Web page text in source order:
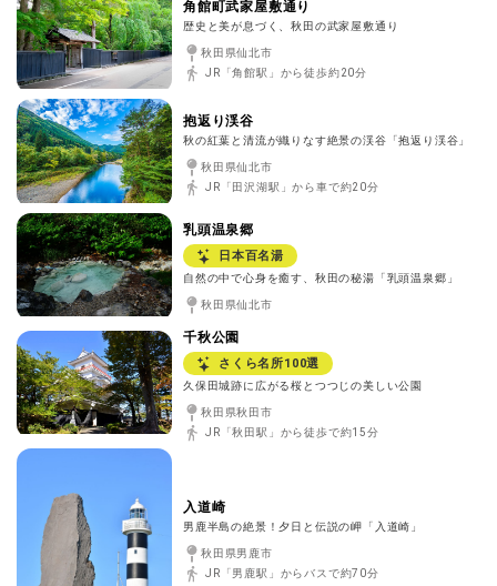
角館町武家屋敷通り
歴史と美が息づく、秋田の武家屋敷通り
秋田県仙北市
JR「角館駅」から徒歩約20分
抱返り渓谷
秋の紅葉と清流が織りなす絶景の渓谷「抱返り渓谷」
秋田県仙北市
JR「田沢湖駅」から車で約20分
乳頭温泉郷
日本百名湯
自然の中で心身を癒す、秋田の秘湯「乳頭温泉郷」
秋田県仙北市
千秋公園
さくら名所100選
久保田城跡に広がる桜とつつじの美しい公園
秋田県秋田市
JR「秋田駅」から徒歩で約15分
入道崎
男鹿半島の絶景！夕日と伝説の岬「入道崎」
秋田県男鹿市
JR「男鹿駅」からバスで約70分